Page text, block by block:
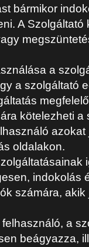
bármikor
A Szolgáltató
a
a szolgáltató
kötelezheti a
oldalakon.
indokolás
számára,
a
beágyazza,